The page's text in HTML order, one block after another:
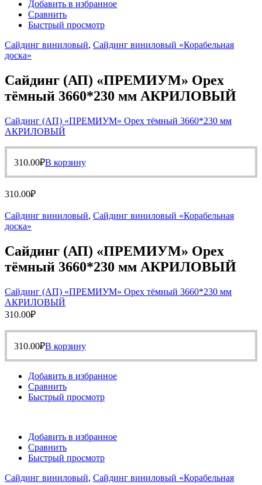
Добавить в избранное
Сравнить
Быстрый просмотр
Сайдинг виниловый, Сайдинг виниловый «Корабельная
доска»
Сайдинг (АП) «ПРЕМИУМ» Орех
тёмный 3660*230 мм АКРИЛОВЫЙ
Сайдинг (АП) «ПРЕМИУМ» Орех тёмный 3660*230 мм
АКРИЛОВЫЙ
310.00₽В корзину
310.00₽
Сайдинг виниловый, Сайдинг виниловый «Корабельная
доска»
Сайдинг (АП) «ПРЕМИУМ» Орех
тёмный 3660*230 мм АКРИЛОВЫЙ
Сайдинг (АП) «ПРЕМИУМ» Орех тёмный 3660*230 мм
АКРИЛОВЫЙ
310.00₽
310.00₽В корзину
Добавить в избранное
Сравнить
Быстрый просмотр
Добавить в избранное
Сравнить
Быстрый просмотр
Сайдинг виниловый, Сайдинг виниловый «Корабельная